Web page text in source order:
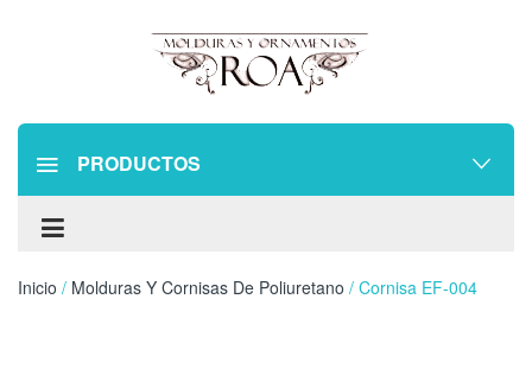
PRODUCTOS
Inicio / Molduras Y Cornisas De Poliuretano / Cornisa EF-004